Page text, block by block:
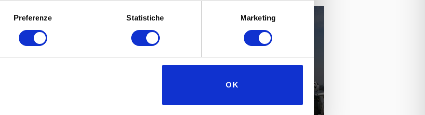
Preferenze Statistiche Marketing
OK
STAR, ANNI 50/60